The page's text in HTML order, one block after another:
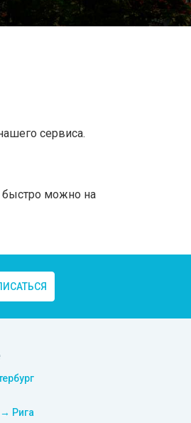
сервиса.
быстро можно на
Рига